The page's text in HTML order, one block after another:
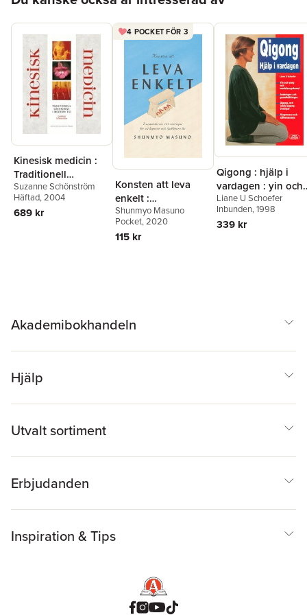
Kinesisk medicin :
Traditionell
läkekonst i modern
tid
Suzanne Schönström
Häftad, 2004
689 kr
4 POCKET FÖR 3
Konsten att leva
enkelt :
zenmästarens 100
övningar för ett
lugnare och
Shunmyo Masuno
Pocket, 2020
115 kr
Qigong : hjälp i
vardagen : yin och
yang och
meridiansystemet
Liane U Schoefer
Inbunden, 1998
339 kr
Akademibokhandeln
Hjälp
Utvalt sortiment
Erbjudanden
Inspiration & Tips